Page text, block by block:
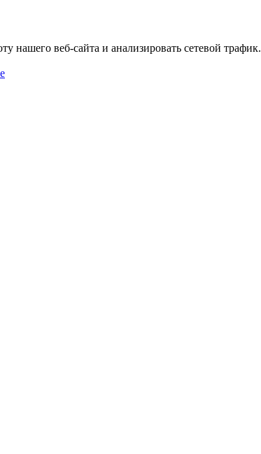
нашего веб-сайта и анализировать сетевой трафик.